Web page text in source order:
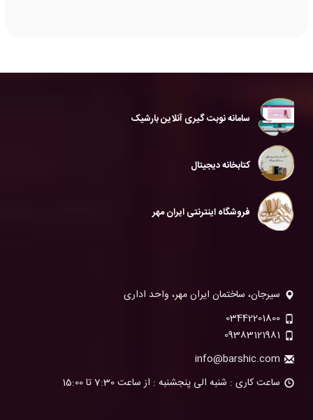
سامانه نوبت گیری آنلاین بارشیک
کتابخانه دیجیتال
فروشگاه اینترنتی ایران مهر
سیرجان، ساختمان ایران مهر، واحد اداری
03442201800
09383121981
info@barshic.com
ساعت کاری : شنبه الی پنجشنبه : از ساعت 7:30 تا 15:00